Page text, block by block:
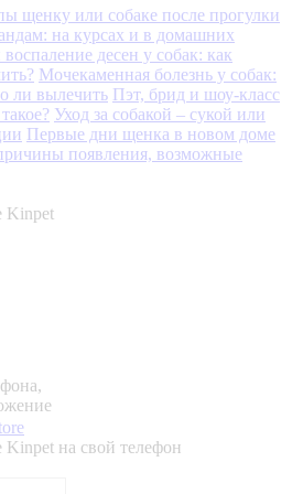
щенку или собаке после прогулки
на курсах и в домашних
десен у собак: как
Мочекаменная болезнь у собак:
ли вылечить Пэт, брид и шоу-класс
Уход за собакой – сукой или
Первые дни щенка в новом доме
появления, возможные
Kinpet
на свой телефон